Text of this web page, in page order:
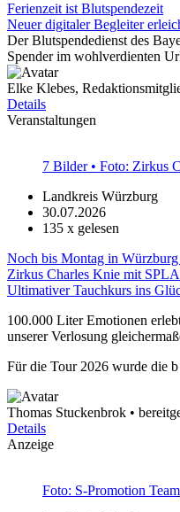
Ferienzeit ist Blutspendezeit
Neuer digitaler Begleiter
Der Blutspendedienst des
Spender im wohlverdienten
Elke Klebes,
Details
Veranstaltungen
7 Bilder • Foto: Zirkus
Landkreis Würzburg
30.07.2026
135 x gelesen
Noch bis Montag in Würzburg
Zirkus Charles Knie mit
Ultimativer Tauchkurs ins
100.000 Liter Emotionen
unserer Verlosung
Für die Tour 2026 wurde die b
Thomas Stuckenbrok •
Details
Anzeige
Foto: S-Promotion Team